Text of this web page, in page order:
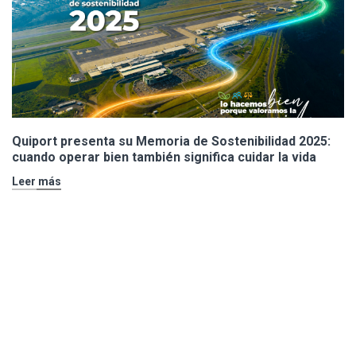
Quiport presenta su Memoria de Sostenibilidad 2025:
cuando operar bien también significa cuidar la vida
Leer más